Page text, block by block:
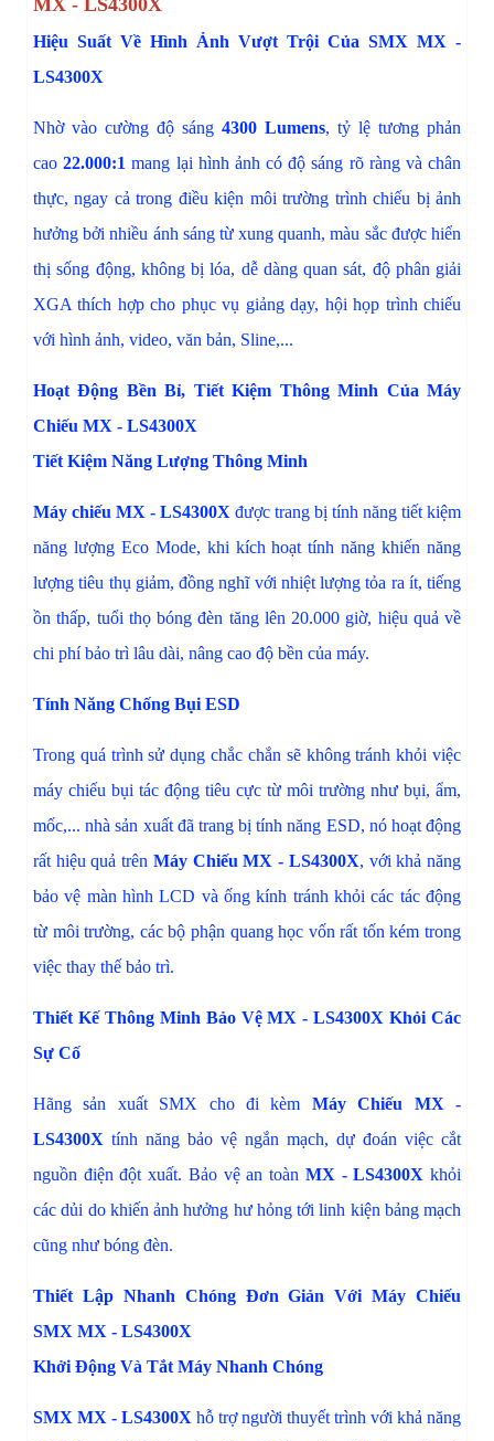
Hiệu Suất Về Hình Ảnh Vượt Trội Của SMX MX -
LS4300X
Nhờ vào cường độ sáng 4300 Lumens, tỷ lệ tương phản
cao22.000:1 mang lại hình ảnh có độ sáng rõ ràng và chân
thực, ngay cả trong điều kiện môi trường trình chiếu bị ảnh
hưởng bởi nhiều ánh sáng từ xung quanh, màu sắc được hiển
thị sống động, không bị lóa, dễ dàng quan sát, độ phân giải
XGA thích hợp cho phục vụ giảng dạy, hội họp trình chiếu
với hình ảnh, video, văn bản, Sline,...
Hoạt Động Bền Bỉ, Tiết Kiệm Thông Minh Của Máy
Chiếu MX - LS4300X
Tiết Kiệm Năng Lượng Thông Minh
Máy chiếu MX - LS4300X được trang bị tính năng tiết kiệm
năng lượng Eco Mode, khi kích hoạt tính năng khiến năng
lượng tiêu thụ giảm, đồng nghĩ với nhiệt lượng tỏa ra ít, tiếng
ồn thấp, tuổi thọ bóng đèn tăng lên 20.000 giờ, hiệu quả về
chi phí bảo trì lâu dài, nâng cao độ bền của máy.
Tính Năng Chống Bụi ESD
Trong quá trình sử dụng chắc chắn sẽ không tránh khỏi việc
máy chiếu bụi tác động tiêu cực từ môi trường như bụi, ẩm,
mốc,... nhà sản xuất đã trang bị tính năng ESD, nó hoạt động
rất hiệu quả trên Máy Chiếu MX - LS4300X, với khả năng
bảo vệ màn hình LCD và ống kính tránh khỏi các tác động
từ môi trường, các bộ phận quang học vốn rất tốn kém trong
việc thay thế bảo trì.
Thiết Kế Thông Minh Bảo Vệ MX - LS4300X Khỏi Các
Sự Cố
Hãng sản xuất SMX cho đi kèm Máy Chiếu MX -
LS4300X tính năng bảo vệ ngắn mạch, dự đoán việc cắt
nguồn điện đột xuất. Bảo vệ an toàn MX - LS4300X khỏi
các dủi do khiến ảnh hưởng hư hỏng tới linh kiện bảng mạch
cũng như bóng đèn.
Thiết Lập Nhanh Chóng Đơn Giản Với Máy Chiếu
SMX MX - LS4300X
Khởi Động Và Tắt Máy Nhanh Chóng
SMX MX - LS4300X hỗ trợ người thuyết trình với khả năng